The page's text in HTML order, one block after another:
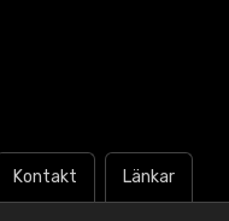
Kontakt Länkar